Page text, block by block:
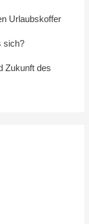
Urlaubskoffer
sich?
Zukunft des